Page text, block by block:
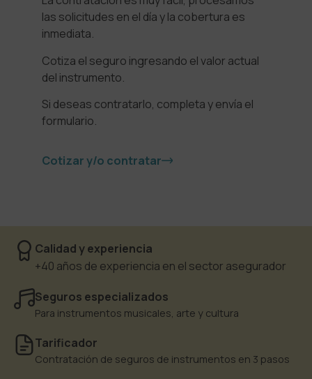
las solicitudes en el día y la cobertura es
inmediata.
Cotiza el seguro ingresando el valor actual
del instrumento.
Si deseas contratarlo, completa y envía el
formulario.
Cotizar y/o contratar
Calidad y experiencia
+40 años de experiencia en el sector asegurador
Seguros especializados
Para instrumentos musicales, arte y cultura
Tarificador
Contratación de seguros de instrumentos en 3 pasos